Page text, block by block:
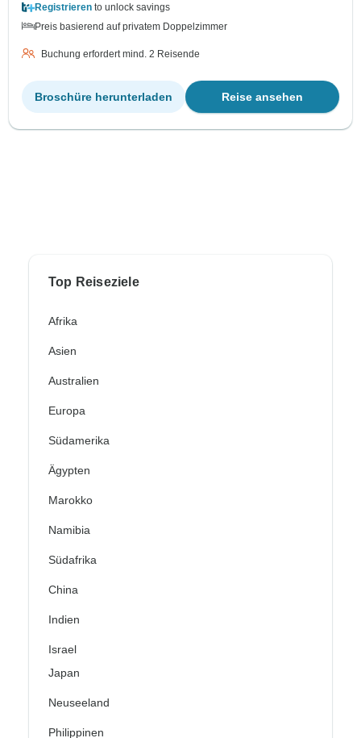
Registrieren to unlock savings
Preis basierend auf privatem Doppelzimmer
Buchung erfordert mind. 2 Reisende
Reise ansehen
Broschüre herunterladen
Top Reiseziele
Afrika
Asien
Australien
Europa
Südamerika
Ägypten
Marokko
Namibia
Südafrika
China
Indien
Israel
Japan
Neuseeland
Philippinen